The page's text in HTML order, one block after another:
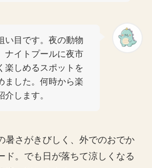
い目です。夜の動物
ナイトプールに夜市
楽しめるスポットを
ました。何時から楽
介します。
暑さがきびしく、外でのおでか
ド。でも日が落ちて涼しくなる